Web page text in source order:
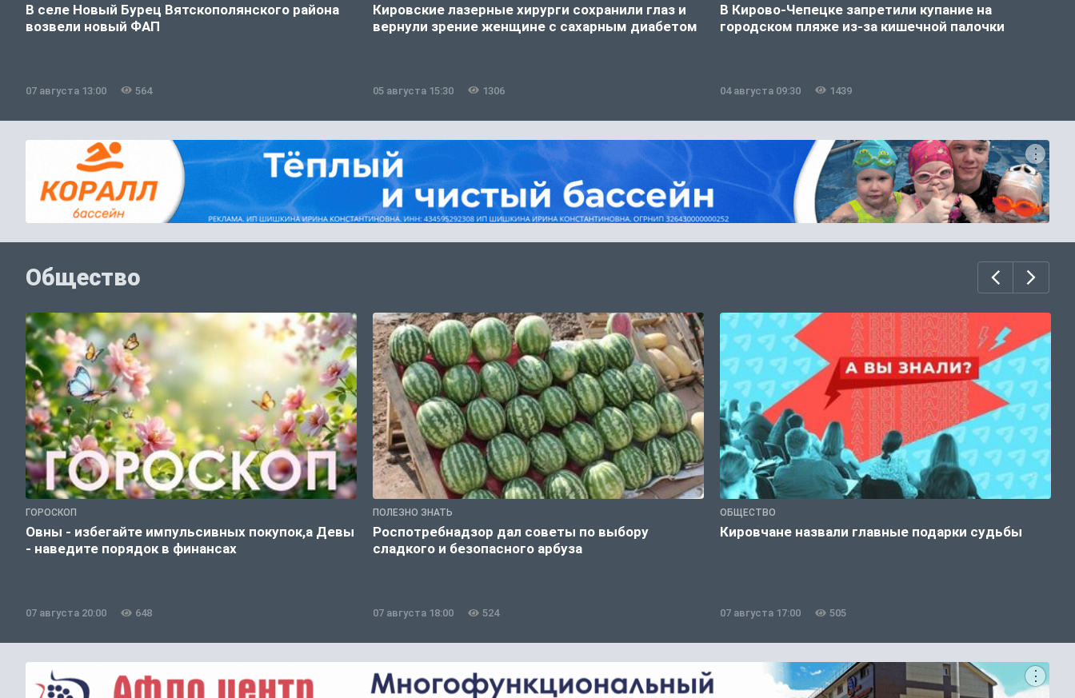
В селе Новый Бурец Вятскополянского района
возвели новый ФАП
07 августа 13:00 564
Кировские лазерные хирурги сохранили глаз и
вернули зрение женщине с сахарным диабетом
05 августа 15:30 1306
В Кирово-Чепецке запретили купание на
городском пляже из-за кишечной палочки
04 августа 09:30 1439
Общество
ГОРОСКОП
Овны - избегайте импульсивных покупок,а Девы
- наведите порядок в финансах
07 августа 20:00 648
ПОЛЕЗНО ЗНАТЬ
Роспотребнадзор дал советы по выбору
сладкого и безопасного арбуза
07 августа 18:00 524
ОБЩЕСТВО
Кировчане назвали главные подарки судьбы
07 августа 17:00 505